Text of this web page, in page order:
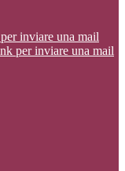
inviare una mail
per inviare una mail